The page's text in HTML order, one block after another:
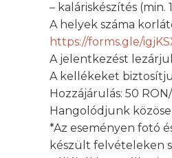
– kaláriskészítés (min.
A helyek száma
https://forms.gle/
A jelentkezést
A kellékeket
Hozzájárulás: 50
Hangolódjunk
*Az eseményen fotó
készült felvételeken